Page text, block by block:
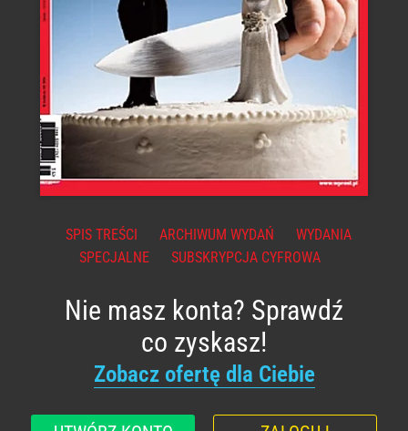
SPIS TREŚCI ARCHIWUM WYDAŃ
WYDANIA
SPECJALNE
SUBSKRYPCJA CYFROWA
Nie masz konta? Sprawdź
co zyskasz!
Zobacz ofertę dla Ciebie